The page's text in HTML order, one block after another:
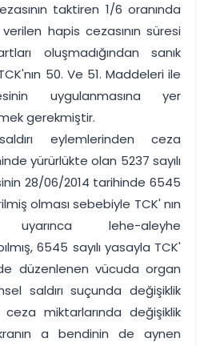
taktiren 1/6 oranında
hapis cezasının süresi
oluşmadığından sanık
50. Ve 51. Maddeleri ile
uygulanmasına yer
gerekmiştir.
eylemlerinden ceza
yürürlükte olan 5237 sayılı
28/06/2014 tarihinde 6545
olması sebebiyle TCK' nın
lehe-aleyhe
6545 sayılı yasayla TCK'
düzenlenen vücuda organ
saldırı suçunda değişiklik
ceza miktarlarında değişiklik
a bendinin de aynen